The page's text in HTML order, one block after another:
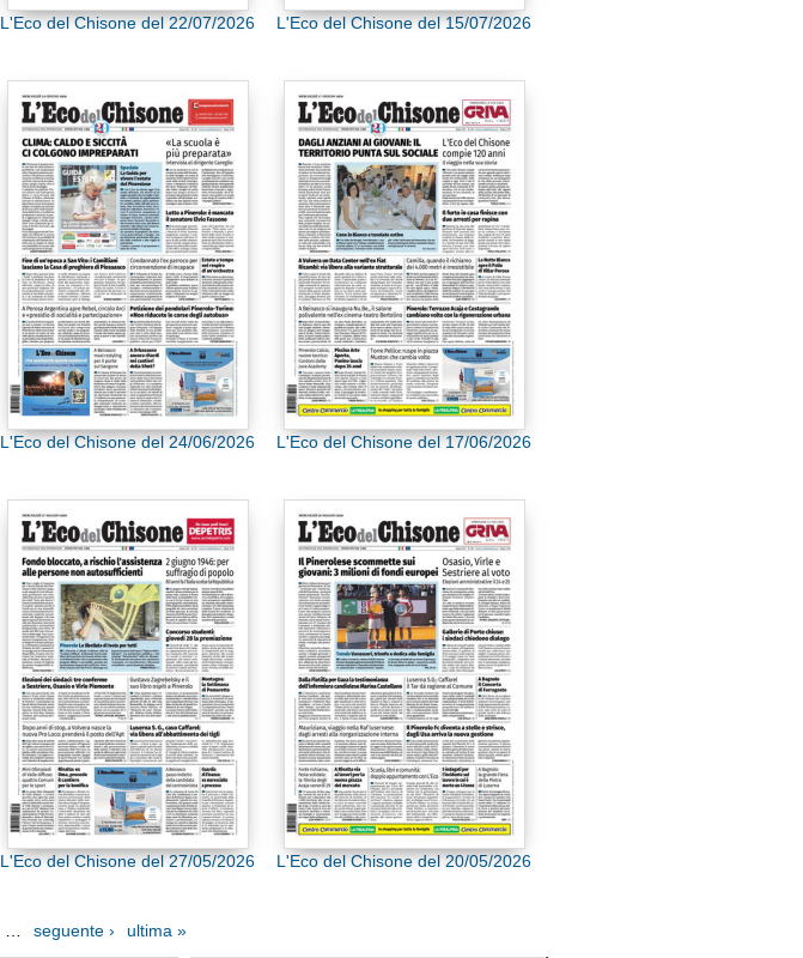
L'Eco del Chisone del 22/07/2026 L'Eco del Chisone del 15/07/2026
L'Eco del Chisone del 24/06/2026 L'Eco del Chisone del 17/06/2026
L'Eco del Chisone del 27/05/2026 L'Eco del Chisone del 20/05/2026
seguente › ultima »